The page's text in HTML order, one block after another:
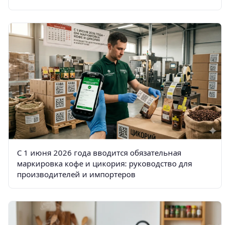
С 1 июня 2026 года вводится обязательная
маркировка кофе и цикория: руководство для
производителей и импортеров